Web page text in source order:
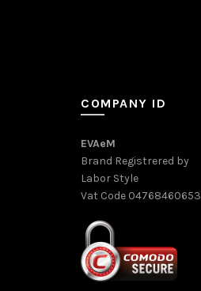
COMPANY ID
EVAeM
Brand Registrered by
Labor Style
Vat Code 04768460653